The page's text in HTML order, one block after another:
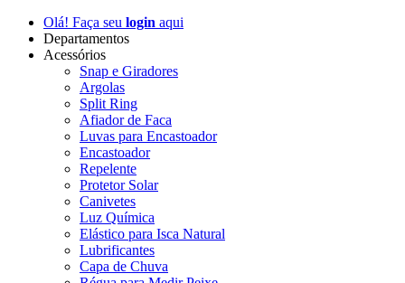
Olá! Faça seu login aqui
Departamentos
Acessórios
Snap e Giradores
Argolas
Split Ring
Afiador de Faca
Luvas para Encastoador
Encastoador
Repelente
Protetor Solar
Canivetes
Luz Química
Elástico para Isca Natural
Lubrificantes
Capa de Chuva